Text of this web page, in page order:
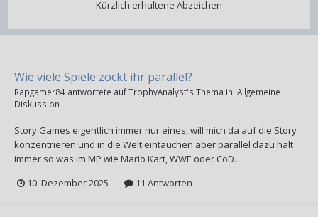
Kürzlich erhaltene Abzeichen
Wie viele Spiele zockt ihr parallel?
Rapgamer84 antwortete aufTrophyAnalyst's Thema in: Allgemeine
Diskussion
Story Games eigentlich immer nur eines, will mich da auf die Story
konzentrieren und in die Welt eintauchen aber parallel dazu halt
immer so was im MP wie Mario Kart, WWE oder CoD.
10. Dezember 2025
11 Antworten